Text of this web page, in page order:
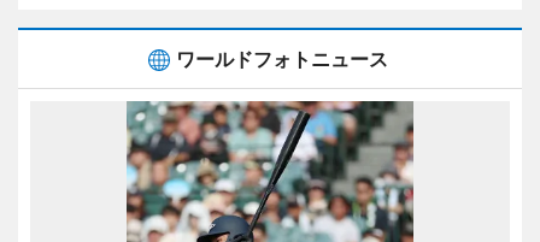
ワールドフォトニュース